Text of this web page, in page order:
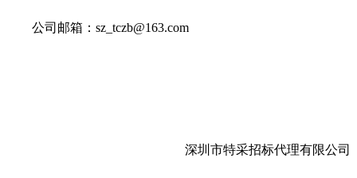
公司邮箱：sz_tczb@163.com
深圳市特采招标代理有限公司